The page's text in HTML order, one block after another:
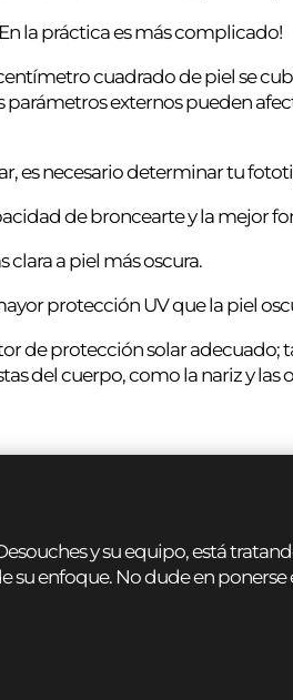
la práctica es más complicado!
cuadrado de piel se
parámetros externos pueden
es necesario determinar tu
de broncearte y la mejor
clara a piel más oscura.
protección UV que la piel
de protección solar
del cuerpo, como la nariz y las
y su equipo, está
su enfoque. No dude en ponerse